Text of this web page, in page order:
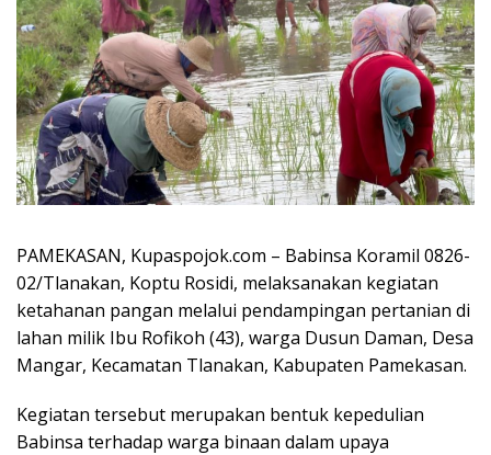
PAMEKASAN, Kupaspojok.com – Babinsa Koramil 0826-
02/Tlanakan, Koptu Rosidi, melaksanakan kegiatan
ketahanan pangan melalui pendampingan pertanian di
lahan milik Ibu Rofikoh (43), warga Dusun Daman, Desa
Mangar, Kecamatan Tlanakan, Kabupaten Pamekasan.
Kegiatan tersebut merupakan bentuk kepedulian
Babinsa terhadap warga binaan dalam upaya